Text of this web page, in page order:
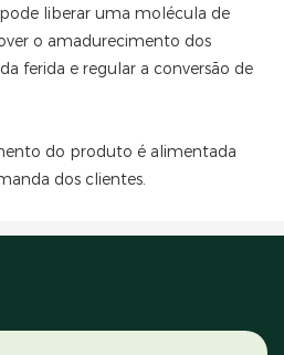
liberar uma molécula de
o amadurecimento dos
ferida e regular a conversão de
do produto é alimentada
dos clientes.